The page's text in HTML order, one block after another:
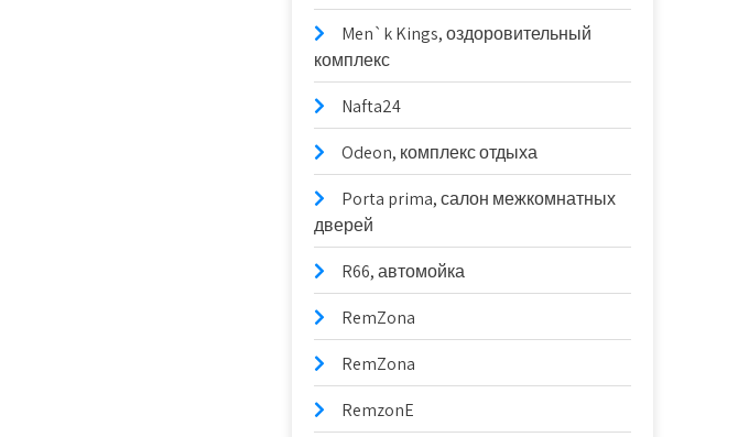
Men`k Kings, оздоровительный
комплекс
Nafta24
Odeon, комплекс отдыха
Porta prima, салон межкомнатных
дверей
R66, автомойка
RemZona
RemZona
RemzonE